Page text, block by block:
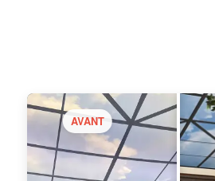
AVANT